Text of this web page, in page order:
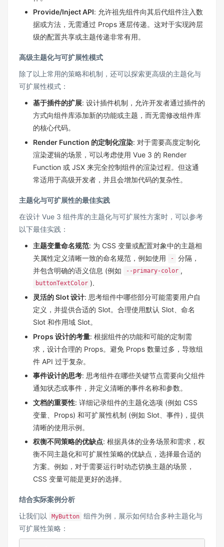
Provide/Inject API: 允许祖先组件向其后代组件注入数
据或方法，无需通过 Props 逐层传递。这对于实现跨层
级的配置共享或主题传递非常有用。
高级主题化与可扩展性模式
除了以上常用的策略和机制，还可以探索更高级的主题化与
可扩展性模式：
基于插件的扩展: 设计插件机制，允许开发者通过插件的
方式向组件库添加新的功能或主题，而无需修改组件库
的核心代码。
Render Function 的定制化渲染: 对于需要高度定制化
渲染逻辑的场景，可以考虑使用 Vue 3 的 Render
Function 或 JSX 来完全控制组件的渲染过程。但这通
常适用于高级开发者，并且会增加代码的复杂性。
主题化与可扩展性的最佳实践
在设计 Vue 3 组件库的主题化与可扩展性方案时，可以参考
以下最佳实践：
主题变量命名规范: 为 CSS 变量或配置对象中的主题相
关属性定义清晰一致的命名规范，例如使用
-
分隔，
并包含明确的语义信息 (例如
--primary-color ,
buttonTextColor ).
灵活的 Slot 设计: 思考组件中哪些部分可能需要用户自
定义，并提供合适的 Slot。合理使用默认 Slot、命名
Slot 和作用域 Slot。
Props 设计的考量: 根据组件的功能和可能的定制需
求，设计合理的 Props。避免 Props 数量过多，导致组
件 API 过于复杂。
事件设计的思考: 思考组件在哪些关键节点需要向父组件
通知状态或事件，并定义清晰的事件名称和参数。
文档的重要性: 详细记录组件的主题化选项 (例如 CSS
变量、Props) 和可扩展性机制 (例如 Slot、事件)，提供
清晰的使用示例。
权衡不同策略的优缺点: 根据具体的业务场景和需求，权
衡不同主题化和可扩展性策略的优缺点，选择最合适的
方案。例如，对于需要运行时动态切换主题的场景，
CSS 变量可能是更好的选择。
结合实际案例分析
让我们以
MyButton 组件为例，展示如何结合多种主题化与
可扩展性策略：